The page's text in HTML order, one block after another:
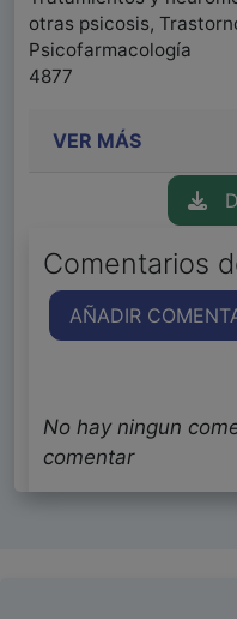
otras psicosis,
Psicofarmacología
4877
VER MÁS
Comentarios
AÑADIR
No hay ningun
comentar